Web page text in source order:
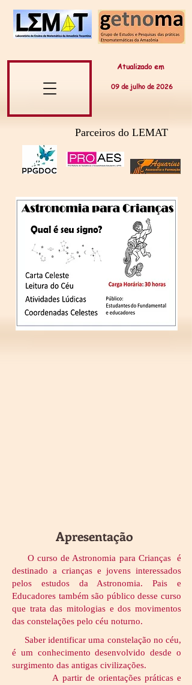
Atualizado em
09 dejulhode 2026
Parceiros do LEMAT
Apresentação
O curso de Astronomia para Crianças é
destinado a crianças e jovens interessados
pelos estudos da Astronomia. Pais e
Educadores também são público desse curso
que trata das mitologias e dos movimentos
das constelações pelo céu noturno.
Saber identificar uma constelação no céu,
é um conhecimento desenvolvido desde o
surgimento das antigas civilizações.
A partir de orientações práticas e